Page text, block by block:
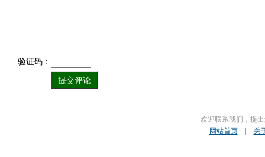
验证码：
欢迎联系我们，提
网站首页| 关